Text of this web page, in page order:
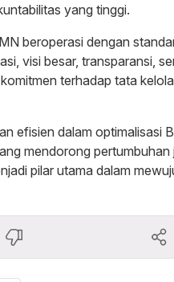
yang tinggi.
beroperasi dengan
visi besar, transparansi,
terhadap tata
efisien dalam optimalisasi
mendorong
pilar utama dalam